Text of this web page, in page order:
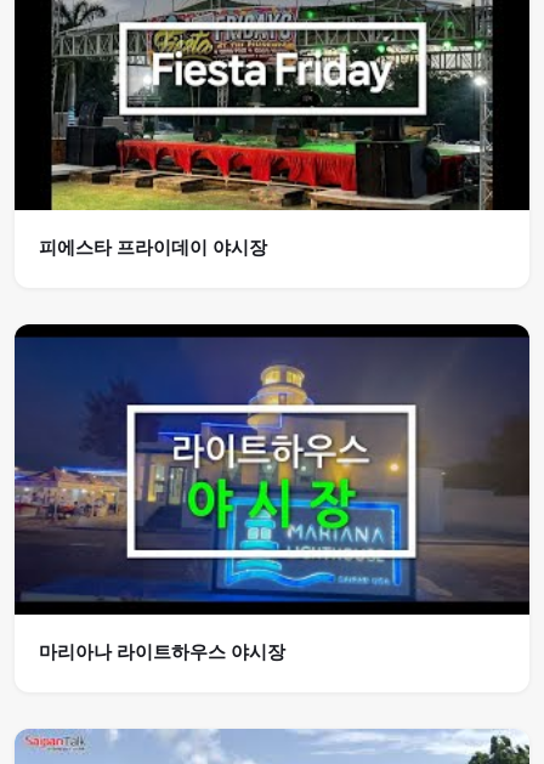
피에스타 프라이데이 야시장
마리아나 라이트하우스 야시장